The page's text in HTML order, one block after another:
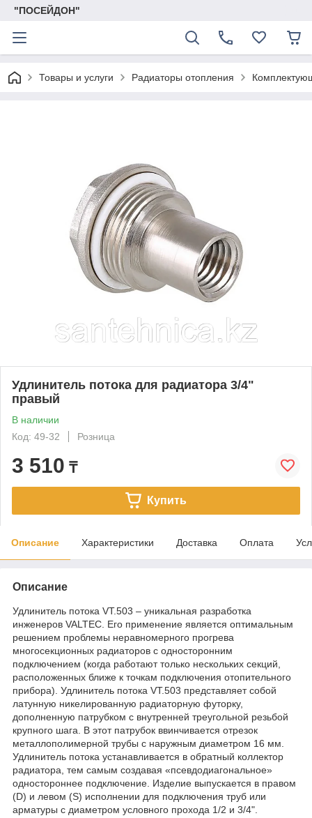
"ПОСЕЙДОН"
Товары и услуги Радиаторы отопления
Удлинитель потока для радиатора 3/4"
правый
В наличии
Код: 49-32
Розница
3 510 ₸
Купить
Описание Характеристики Доставка Оплата
Описание
Удлинитель потока VT.503 – уникальная разработка
инженеров VALTEC. Его применение является оптимальным
решением проблемы неравномерного прогрева
многосекционных радиаторов с односторонним
подключением (когда работают только нескольких секций,
расположенных ближе к точкам подключения отопительного
прибора). Удлинитель потока VT.503 представляет собой
латунную никелированную радиаторную футорку,
дополненную патрубком с внутренней треугольной резьбой
крупного шага. В этот патрубок ввинчивается отрезок
металлополимерной трубы с наружным диаметром 16 мм.
Удлинитель потока устанавливается в обратный коллектор
радиатора, тем самым создавая «псевдодиагональное»
одностороннее подключение. Изделие выпускается в правом
(D) и левом (S) исполнении для подключения труб или
арматуры c диаметром условного прохода 1/2 и 3/4".